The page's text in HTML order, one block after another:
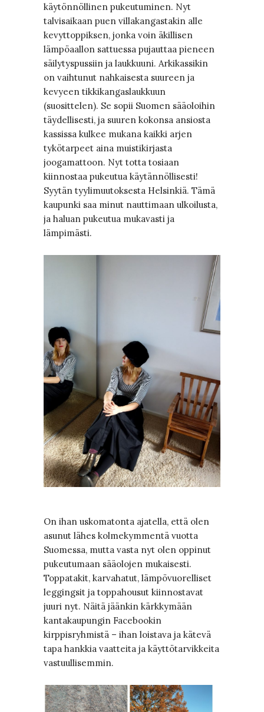
käytönnöllinen pukeutuminen. Nyt
talvisaikaan puen villakangastakin alle
kevyttoppiksen, jonka voin äkillisen
lämpöaallon sattuessa pujauttaa pieneen
säilytyspussiin ja laukkuuni. Arkikassikin
on vaihtunut nahkaisesta suureen ja
kevyeen tikkikangaslaukkuun
(suosittelen). Se sopii Suomen sääoloihin
täydellisesti, ja suuren kokonsa ansiosta
kassissa kulkee mukana kaikki arjen
tykötarpeet aina muistikirjasta
joogamattoon. Nyt totta tosiaan
kiinnostaa pukeutua käytännöllisesti!
Syytän tyylimuutoksesta Helsinkiä. Tämä
kaupunki saa minut nauttimaan ulkoilusta,
ja haluan pukeutua mukavasti ja
lämpimästi.
On ihan uskomatonta ajatella, että olen
asunut lähes kolmekymmentä vuotta
Suomessa, mutta vasta nyt olen oppinut
pukeutumaan sääolojen mukaisesti.
Toppatakit, karvahatut, lämpövuorelliset
leggingsit ja toppahousut kiinnostavat
juuri nyt. Näitä jäänkin kärkkymään
kantakaupungin Facebookin
kirppisryhmistä – ihan loistava ja kätevä
tapa hankkia vaatteita ja käyttötarvikkeita
vastuullisemmin.